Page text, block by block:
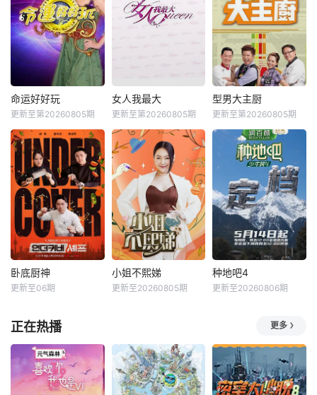
命运好好玩
更新至第20260805期
女人我最大
更新至第20260805期
型男大主厨
更新至第20260805期
卧底厨神
更新至06期
小姐不熙娣
更新至20260805期
种地吧4
更新至20260806期
正在热播 更多